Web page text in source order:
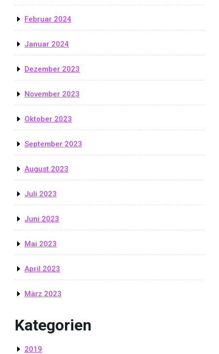
Februar 2024
Januar 2024
Dezember 2023
November 2023
Oktober 2023
September 2023
August 2023
Juli 2023
Juni 2023
Mai 2023
April 2023
März 2023
Kategorien
2019